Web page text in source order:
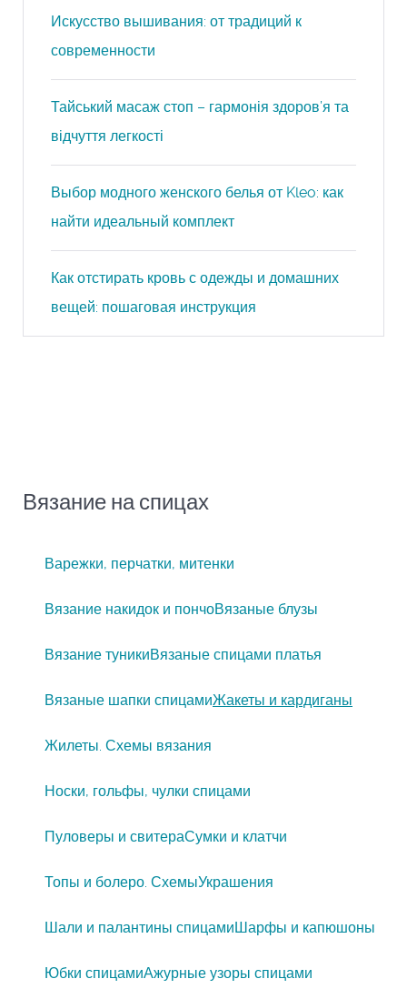
Искусство вышивания: от традиций к
современности
Тайський масаж стоп – гармонія здоров’я та
відчуття легкості
Выбор модного женского белья от Kleo: как
найти идеальный комплект
Как отстирать кровь с одежды и домашних
вещей: пошаговая инструкция
Вязание на спицах
Варежки, перчатки, митенки
Вязание накидок и пончоВязаные блузы
Вязание туникиВязаные спицами платья
Вязаные шапки спицамиЖакеты и кардиганы
Жилеты. Схемы вязания
Носки, гольфы, чулки спицами
Пуловеры и свитераСумки и клатчи
Топы и болеро. СхемыУкрашения
Шали и палантины спицамиШарфы и капюшоны
Юбки спицамиАжурные узоры спицами